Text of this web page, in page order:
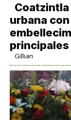
urbana
principales
Gillian